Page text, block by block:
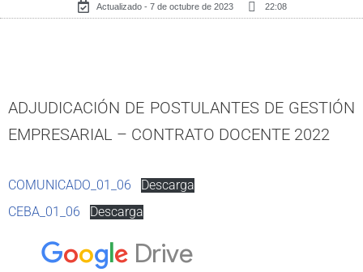
Actualizado - 7 de octubre de 2023 22:08
ADJUDICACIÓN DE POSTULANTES DE GESTIÓN
EMPRESARIAL – CONTRATO DOCENTE 2022
COMUNICADO_01_06
Descarga
CEBA_01_06
Descarga